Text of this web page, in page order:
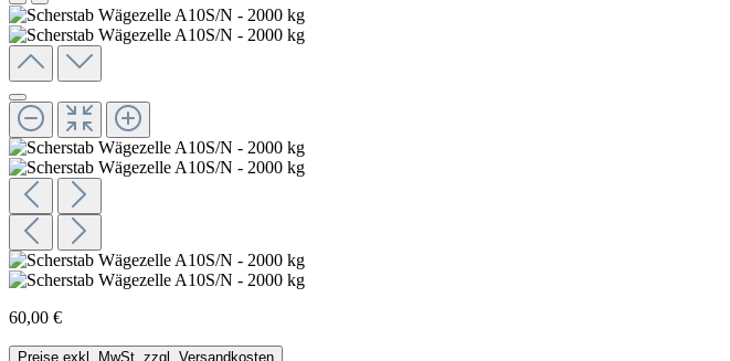
60,00 €
Preise exkl. MwSt. zzgl. Versandkosten